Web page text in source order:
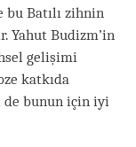
Batılı zihnin
Yahut Budizm’in
gelişimi
katkıda
bunun için iyi